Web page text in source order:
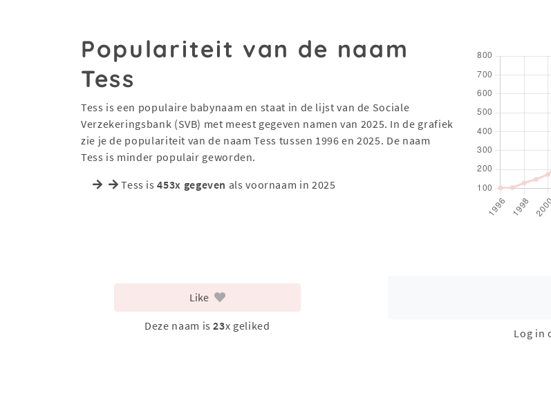
Populariteit van de naam
Tess
Tess is een populaire babynaam en staat in de lijst van de Sociale
Verzekeringsbank (SVB) met meest gegeven namen van 2025. In de grafiek
zie je de populariteit van de naam Tess tussen 1996 en 2025. De naam
Tess is minder populair geworden.
Tess is453x gegeven als voornaam in 2025
Like
Deze naam is23x geliked
Log in